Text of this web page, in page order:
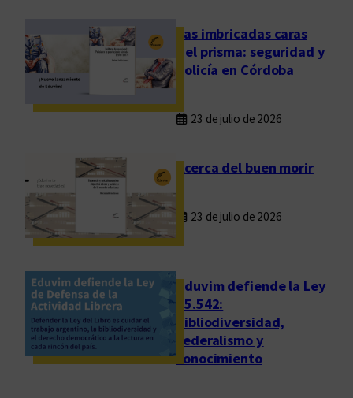
Las imbricadas caras
del prisma: seguridad y
policía en Córdoba
23 de julio de 2026
Acerca del buen morir
23 de julio de 2026
Eduvim defiende la Ley
25.542:
bibliodiversidad,
federalismo y
conocimiento